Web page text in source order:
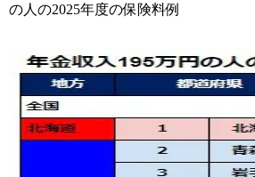
の人の2025年度の保険料例